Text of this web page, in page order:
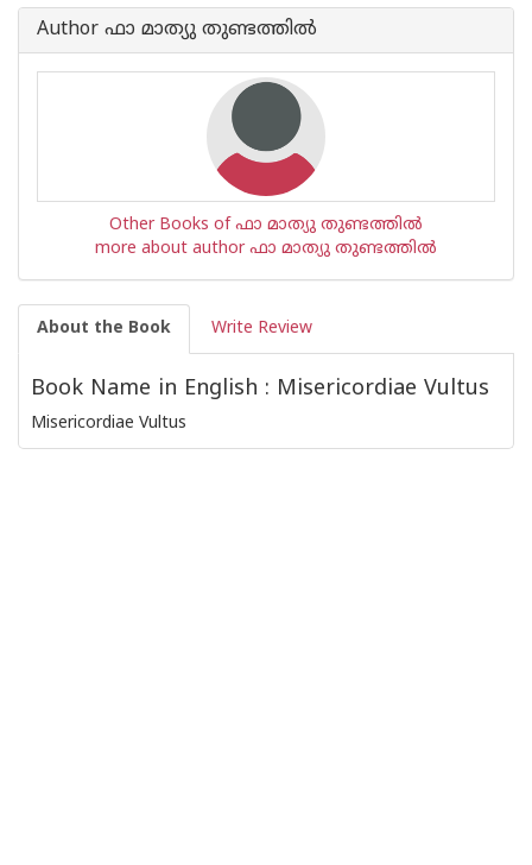
Book
Author ഫാ മാത്യു തുണ്ടത്തില്‍
Other Books of ഫാ മാത്യു തുണ്ടത്തില്‍
more about author ഫാ മാത്യു തുണ്ടത്തില്‍
About the Book Write Review
Book Name in English : Misericordiae Vultus
Misericordiae Vultus